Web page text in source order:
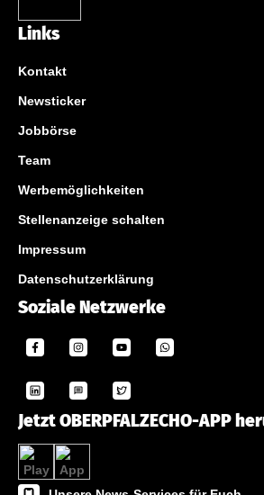
Links
Kontakt
Newsticker
Jobbörse
Team
Werbemöglichkeiten
Stellenanzeige schalten
Impressum
Datenschutzerklärung
Soziale Netzwerke
Jetzt OBERPFALZECHO-APP